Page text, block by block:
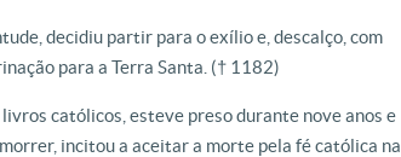
decidiu partir para o exílio e, descalço, com
para a Terra Santa. († 1182)
católicos, esteve preso durante nove anos e
incitou a aceitar a morte pela fé católica na